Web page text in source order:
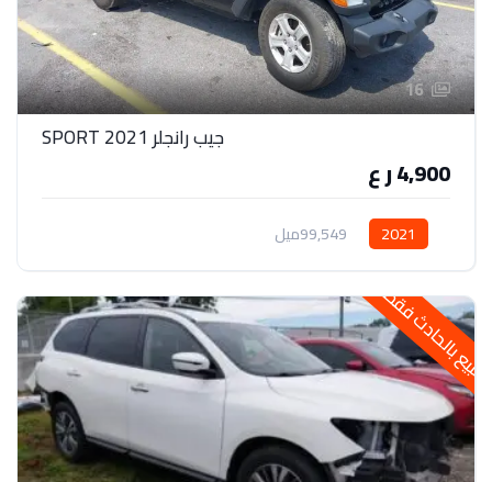
16
جيب رانجلر 2021 SPORT
4,900 ر ع
2021 99,549ميل
بالحادث فقط